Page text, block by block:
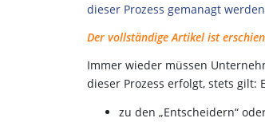
dieser Prozess gemanagt
Der vollständige Artikel ist
Immer wieder müssen
dieser Prozess erfolgt, stets gilt:
zu den „Entscheidern“